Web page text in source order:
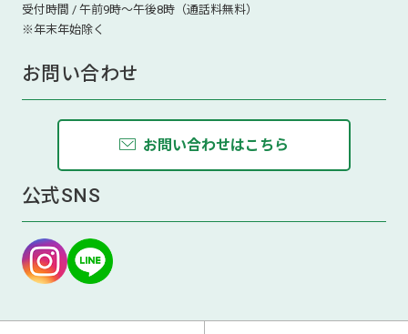
受付時間 / 午前9時～午後8時（通話料無料）
※年末年始除く
お問い合わせ
お問い合わせはこちら
公式SNS